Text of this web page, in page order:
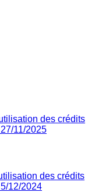
des crédits
11/2025
des crédits
12/2024